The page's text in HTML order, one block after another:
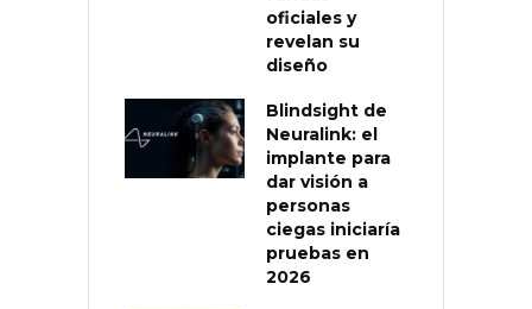
oficiales y
revelan su
diseño
Blindsight de
Neuralink: el
implante para
dar visión a
personas
ciegas iniciaría
pruebas en
2026